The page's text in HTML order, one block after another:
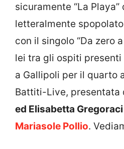
sicuramente “La Playa”
letteralmente
con il singolo “Da zero
lei tra gli ospiti
a Gallipoli per il quarto
Battiti-Live, presentata
ed Elisabetta Gregoraci
Mariasole Pollio.